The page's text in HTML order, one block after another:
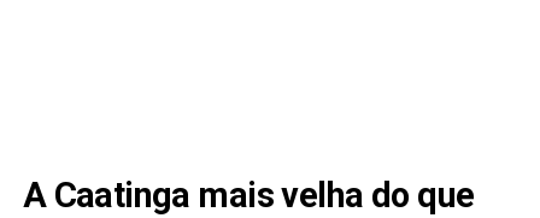
A Caatinga mais velha do que